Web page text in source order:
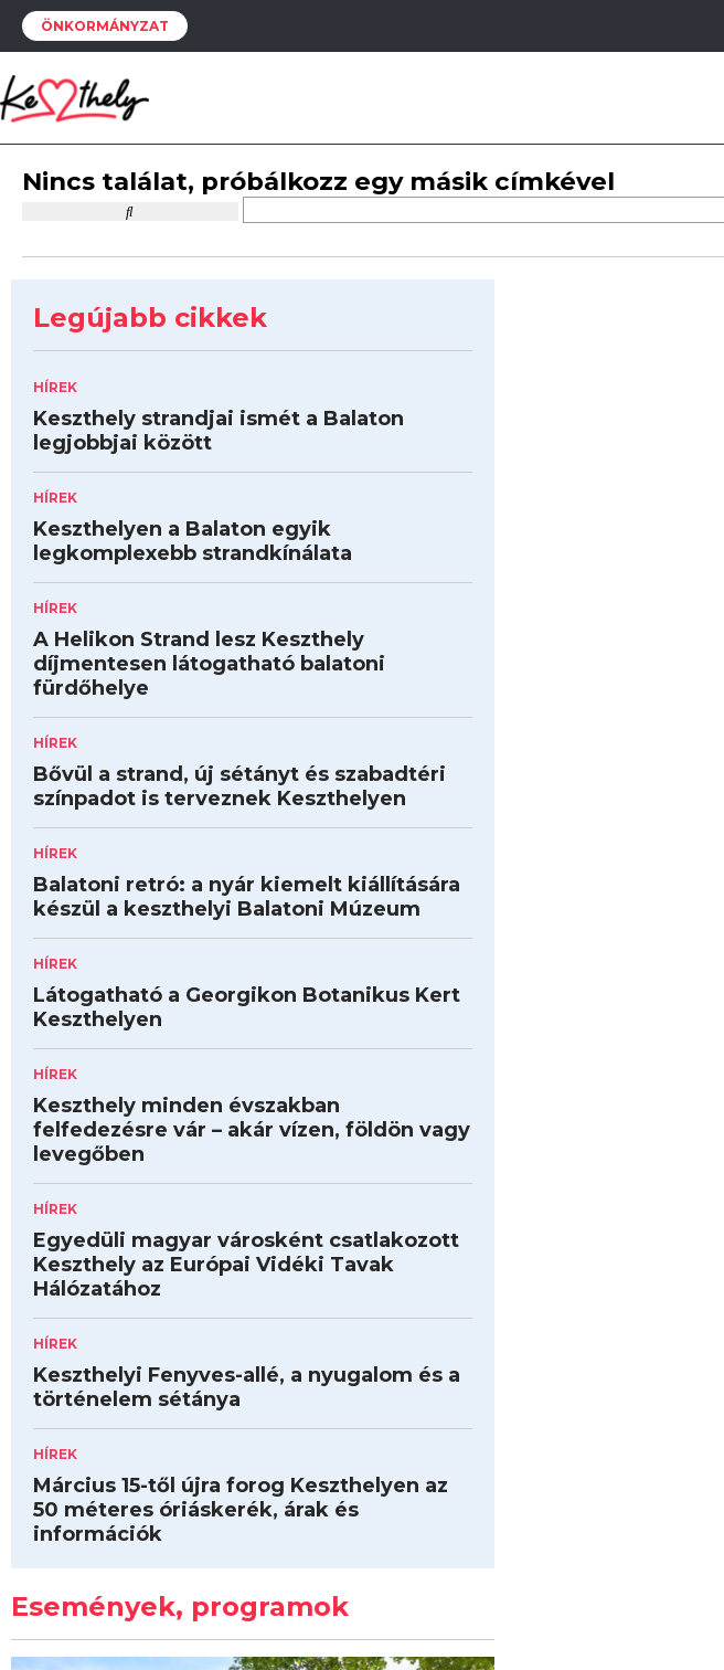
ÖNKORMÁNYZAT
Nincs találat, próbálkozz egy másik címkével
Legújabb cikkek
HÍREK
Keszthely strandjai ismét a Balaton
legjobbjai között
HÍREK
Keszthelyen a Balaton egyik
legkomplexebb strandkínálata
HÍREK
A Helikon Strand lesz Keszthely
díjmentesen látogatható balatoni
fürdőhelye
HÍREK
Bővül a strand, új sétányt és szabadtéri
színpadot is terveznek Keszthelyen
HÍREK
Balatoni retró: a nyár kiemelt kiállítására
készül a keszthelyi Balatoni Múzeum
HÍREK
Látogatható a Georgikon Botanikus Kert
Keszthelyen
HÍREK
Keszthely minden évszakban
felfedezésre vár – akár vízen, földön vagy
levegőben
HÍREK
Egyedüli magyar városként csatlakozott
Keszthely az Európai Vidéki Tavak
Hálózatához
HÍREK
Keszthelyi Fenyves-allé, a nyugalom és a
történelem sétánya
HÍREK
Március 15-től újra forog Keszthelyen az
50 méteres óriáskerék, árak és
információk
Események, programok